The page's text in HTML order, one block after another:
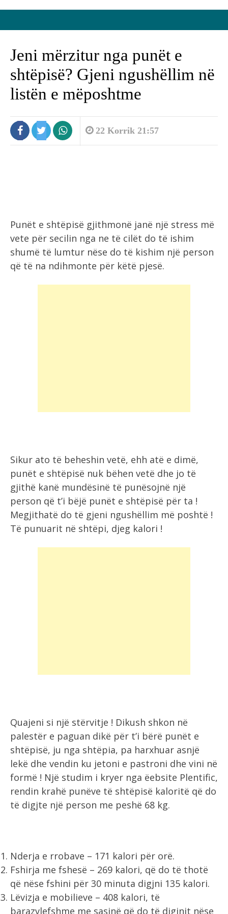
Jeni mërzitur nga punët e
shtëpisë? Gjeni ngushëllim në
listën e mëposhtme
22 Korrik 21:57
Punët e shtëpisë gjithmonë janë një stress më
vete për secilin nga ne të cilët do të ishim
shumë të lumtur nëse do të kishim një person
që të na ndihmonte për këtë pjesë.
Sikur ato të beheshin vetë, ehh atë e dimë,
punët e shtëpisë nuk bëhen vetë dhe jo të
gjithë kanë mundësinë të punësojnë një
person që t’i bëjë punët e shtëpisë për ta !
Megjithatë do të gjeni ngushëllim më poshtë !
Të punuarit në shtëpi, djeg kalori !
Quajeni si një stërvitje ! Dikush shkon në
palestër e paguan dikë për t’i bërë punët e
shtëpisë, ju nga shtëpia, pa harxhuar asnjë
lekë dhe vendin ku jetoni e pastroni dhe vini në
formë ! Një studim i kryer nga ëebsite Plentific,
rendin krahë punëve të shtëpisë kaloritë që do
të digjte një person me peshë 68 kg.
Nderja e rrobave – 171 kalori për orë.
Fshirja me fshesë – 269 kalori, që do të thotë
që nëse fshini për 30 minuta digjni 135 kalori.
Lëvizja e mobilieve – 408 kalori, të
barazvlefshme me sasinë që do të digjnit nëse